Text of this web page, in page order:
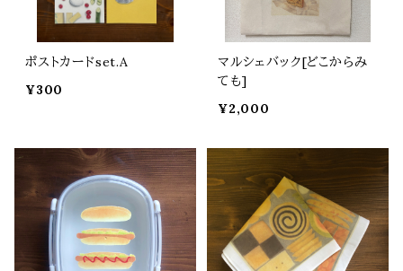
ポストカードset.A
¥300
マルシェバック[どこからみ
ても]
¥2,000